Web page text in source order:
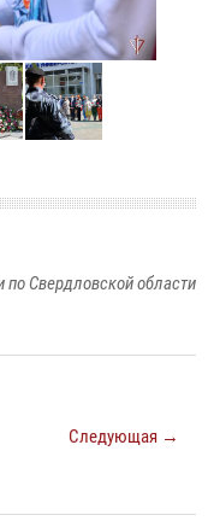
Свердловской области
Следующая →